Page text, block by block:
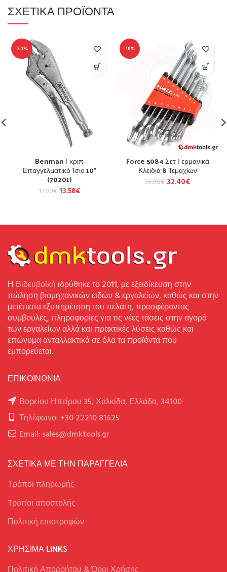
ΣΧΕΤΙΚΆ ΠΡΟΪΌΝΤΑ
-20%
Benman Γκριπ
Επαγγελματικό Ίσιο 10″
(70201)
17.00€ 13.58€
-10%
Force 5084 Σετ Γερμανικά
Κλειδιά 8 Τεμαχίων
36.00€ 32.40€
Η Βιδευβοϊκή ιδρύθηκε το 2011, με εξειδίκευση στην
πώληση βιομηχανικών ειδών & εργαλείων, καθώς και στην
μετέπειτα εξυπηρέτηση του πελάτη, προσφέροντας
συμβουλές, πληροφορίες για τις νέες τάσεις στην αγορά
των εργαλείων αλλά και πρακτικές λύσεις καθώς και
επώνυμα ανταλλακτικά σε όλα τα προϊόντα που
εμπορεύεται.
ΕΠΙΚΟΙΝΩΝΙΑ
Βορείου Ηπείρου 35, Χαλκίδα, Ελλάδα, 34100
Τηλέφωνο: +30 22210 81625
Email: sales@dmktools.gr
ΣΧΕΤΙΚΑ ΜΕ ΤΗΝ ΠΑΡΑΓΓΕΛΙΑ
Τρόποι πληρωμής
Tρόποι αποστολής
Πολιτική επιστροφών
ΧΡΉΣΙΜΑ LINKS